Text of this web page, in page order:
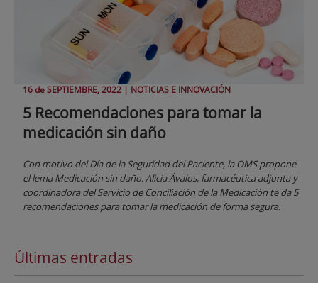
16 deSEPTIEMBRE, 2022 | NOTICIAS E INNOVACIÓN
5 Recomendaciones para tomar la
medicación sin daño
Con motivo del Día de la Seguridad del Paciente, la OMS propone
el lema Medicación sin daño. Alicia Ávalos, farmacéutica adjunta y
coordinadora del Servicio de Conciliación de la Medicación te da 5
recomendaciones para tomar la medicación de forma segura.
Últimas entradas